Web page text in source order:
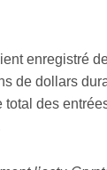
enregistré
de dollars
des